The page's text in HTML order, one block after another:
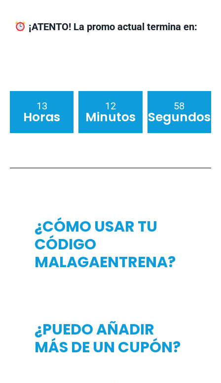
¡ATENTO! La promo actual termina en:
13
Horas
12
Minutos
56
Segundos
¿CÓMO USAR TU
CÓDIGO
MALAGAENTRENA?
¿PUEDO AÑADIR
MÁS DE UN CUPÓN?